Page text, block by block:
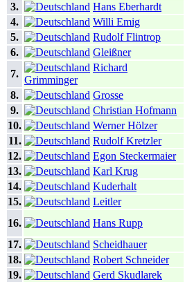
3.
Hans Eberhardt
4.
Willi Emig
5.
Rudolf Flintrop
6.
Gleißner
7.
Richard
Grimminger
8.
Grosse
9.
Christian Hofmann
10.
Werner Hölzer
11.
Rudolf Kretzler
12.
Egon Steckermaier
13.
Karl Krug
14.
Kuderhalt
15.
Leitler
16.
Hans Rupp
17.
Scheidhauer
18.
Robert Schneider
19.
Gerd Skudlarek